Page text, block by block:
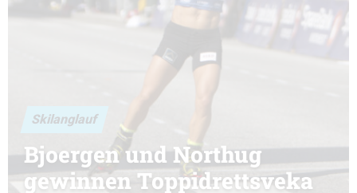
Skilanglauf
Bjoergen und Northug
gewinnen Toppidrettsveka